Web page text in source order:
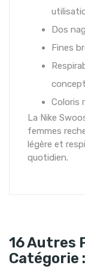
Dos
Fines
Coloris
La Nike
femmes
légère et
quotidien.
16 Autres
Catégorie :